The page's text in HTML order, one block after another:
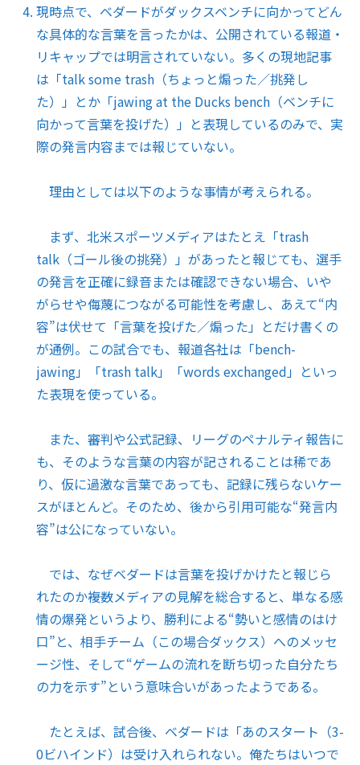
現時点で、ベダードがダックスベンチに向かってどん
な具体的な言葉を言ったかは、公開されている報道・
リキャップでは明言されていない。多くの現地記事
は「talk some trash（ちょっと煽った／挑発し
た）」とか「jawing at the Ducks bench（ベンチに
向かって言葉を投げた）」と表現しているのみで、実
際の発言内容までは報じていない。
理由としては以下のような事情が考えられる。
まず、北米スポーツメディアはたとえ「trash
talk（ゴール後の挑発）」があったと報じても、選手
の発言を正確に録音または確認できない場合、いや
がらせや侮蔑につながる可能性を考慮し、あえて“内
容”は伏せて「言葉を投げた／煽った」とだけ書くの
が通例。この試合でも、報道各社は「bench-
jawing」「trash talk」「words exchanged」といっ
た表現を使っている。
また、審判や公式記録、リーグのペナルティ報告に
も、そのような言葉の内容が記されることは稀であ
り、仮に過激な言葉であっても、記録に残らないケー
スがほとんど。そのため、後から引用可能な“発言内
容”は公になっていない。
では、なぜベダードは言葉を投げかけたと報じら
れたのか――複数メディアの見解を総合すると、単なる感
情の爆発というより、勝利による“勢いと感情のはけ
口”と、相手チーム（この場合ダックス）へのメッセ
ージ性、そして“ゲームの流れを断ち切った自分たち
の力を示す”という意味合いがあったようである。
たとえば、試合後、ベダードは「あのスタート（3-
0ビハインド）は受け入れられない。俺たちはいつで